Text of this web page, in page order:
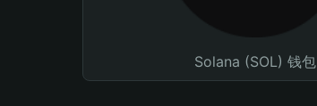
Solana (SOL) 钱包